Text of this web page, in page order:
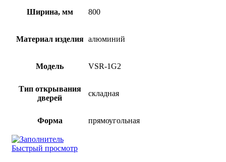
Ширина, мм 800
Материал изделия алюминий
Модель VSR-1G2
Тип открывания
дверей
складная
Форма прямоугольная
Быстрый просмотр